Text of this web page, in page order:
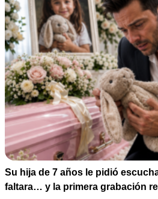
Su hija de 7 años le pidió
faltara… y la primera grabación